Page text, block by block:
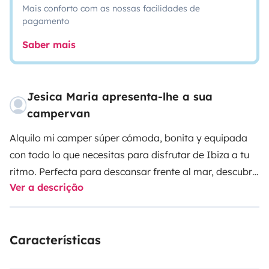
Mais conforto com as nossas facilidades de
pagamento
Saber mais
Jesica Maria apresenta-lhe a sua
campervan
Alquilo mi camper súper cómoda, bonita y equipada
con todo lo que necesitas para disfrutar de Ibiza a tu
ritmo. Perfecta para descansar frente al mar, descubrir
rincones secretos y vivir la isla con libertad 🌊🌞
• 🚿 Ducha al aire libre
Ver a descrição
Características